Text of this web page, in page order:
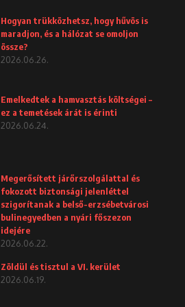
Hogyan trükközhetsz, hogy hűvös is
maradjon, és a hálózat se omoljon
össze?
2026.06.26.
Emelkedtek a hamvasztás költségei –
ez a temetések árát is érinti
2026.06.24.
Megerősített járőrszolgálattal és
fokozott biztonsági jelenléttel
szigorítanak a belső-erzsébetvárosi
bulinegyedben a nyári főszezon
idejére
2026.06.22.
Zöldül és tisztul a VI. kerület
2026.06.19.